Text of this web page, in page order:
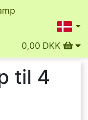
0,00 DKK
til 4